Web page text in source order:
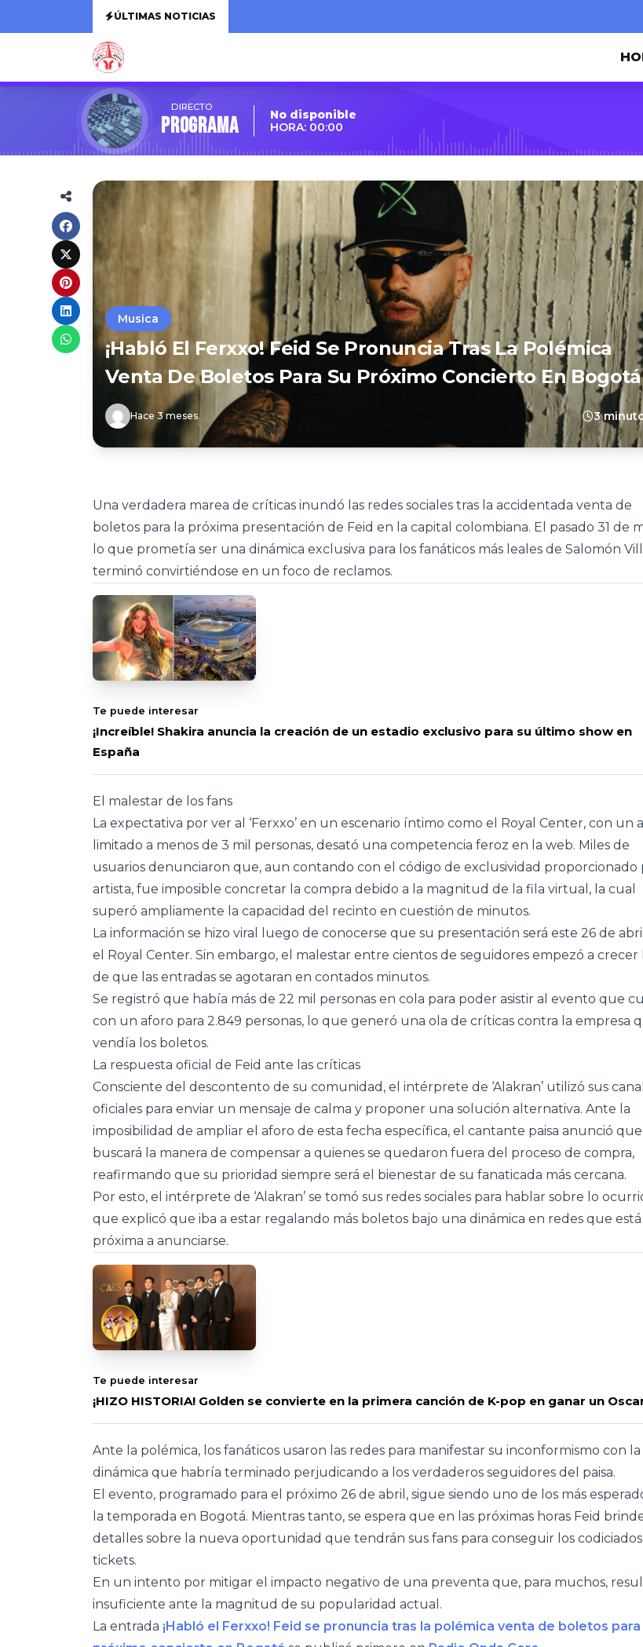
ÚLTIMAS NOTICIAS
DIRECTO
Programa
No disponible
HORA: 00:00
Musica
¡Habló El Ferxxo! Feid Se Pronuncia Tras La Polémica
Venta De Boletos Para Su Próximo Concierto En Bogotá
Hace 3 meses 3
Una verdadera marea de críticas inundó las redes sociales tras la accidentada venta de
boletos para la próxima presentación de Feid en la capital colombiana. El pasado 31 de
lo que prometía ser una dinámica exclusiva para los fanáticos más leales de Salomón
terminó convirtiéndose en un foco de reclamos.
Te puede interesar
¡Increíble! Shakira anuncia la creación de un estadio exclusivo para su último show en
España
El malestar de los fans
La expectativa por ver al ‘Ferxxo’ en un escenario íntimo como el Royal Center, con un
limitado a menos de 3 mil personas, desató una competencia feroz en la web. Miles de
usuarios denunciaron que, aun contando con el código de exclusividad proporcionado
artista, fue imposible concretar la compra debido a la magnitud de la fila virtual, la cual
superó ampliamente la capacidad del recinto en cuestión de minutos.
La información se hizo viral luego de conocerse que su presentación será este 26 de
el Royal Center. Sin embargo, el malestar entre cientos de seguidores empezó a
de que las entradas se agotaran en contados minutos.
Se registró que había más de 22 mil personas en cola para poder asistir al evento que
con un aforo para 2.849 personas, lo que generó una ola de críticas contra la empresa
vendía los boletos.
La respuesta oficial de Feid ante las críticas
Consciente del descontento de su comunidad, el intérprete de ‘Alakran’ utilizó sus
oficiales para enviar un mensaje de calma y proponer una solución alternativa. Ante la
imposibilidad de ampliar el aforo de esta fecha específica, el cantante paisa anunció que
buscará la manera de compensar a quienes se quedaron fuera del proceso de compra,
reafirmando que su prioridad siempre será el bienestar de su fanaticada más cercana.
Por esto, el intérprete de ‘Alakran’ se tomó sus redes sociales para hablar sobre lo
que explicó que iba a estar regalando más boletos bajo una dinámica en redes que está
próxima a anunciarse.
Te puede interesar
¡HIZO HISTORIA! Golden se convierte en la primera canción de K-pop en ganar un
Ante la polémica, los fanáticos usaron las redes para manifestar su inconformismo con la
dinámica que habría terminado perjudicando a los verdaderos seguidores del paisa.
El evento, programado para el próximo 26 de abril, sigue siendo uno de los más
la temporada en Bogotá. Mientras tanto, se espera que en las próximas horas Feid
detalles sobre la nueva oportunidad que tendrán sus fans para conseguir los codiciados
tickets.
En un intento por mitigar el impacto negativo de una preventa que, para muchos,
insuficiente ante la magnitud de su popularidad actual.
La entrada ¡Habló el Ferxxo! Feid se pronuncia tras la polémica venta de boletos para